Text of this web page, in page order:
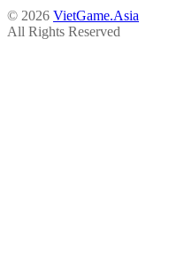
© 2026 VietGame.Asia
All Rights Reserved